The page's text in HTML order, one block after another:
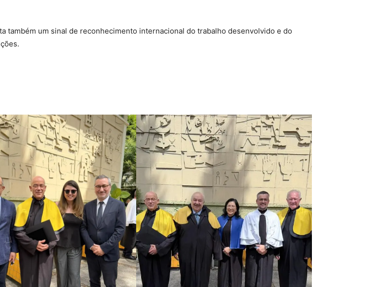
também um sinal de reconhecimento internacional do trabalho desenvolvido e do